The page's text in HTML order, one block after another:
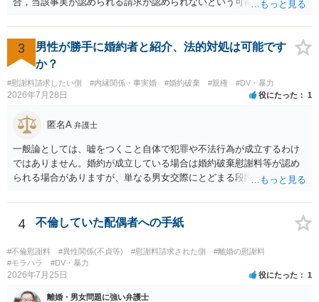
3
男性が勝手に婚約者と紹介、法的対処は可能です
か？
#慰謝料請求したい側 #内縁関係・事実婚 #婚約破棄 #親権 #DV・暴力
2026年7月28日 役にたった 1
匿名A 弁護士
一般論としては、嘘をつくこと自体で犯罪や不法行為が成立するわけ
ではありません。婚約が成立している場合は婚約破棄慰謝料等が認め
られる場合がありますが、単なる男女交際にとどまる段階の場合、独
慰謝料は生じないことが多いと思われます。 お怒りはごもっともです
が、仮に交際を進めたとしても後に相手を信頼できなくなる可能性が
高かったということですので、むしろ結婚しなくてよかったと割り切
って、交際を終わらせるのがよいと思います。
4 不倫していた配偶者への手紙
#不倫慰謝料 #異性関係(不貞等) #慰謝料請求された側
#離婚の慰謝料
#モラハラ
#DV・暴力
2026年7月25日 役にたった 1
離婚・男女問題に強い弁護士